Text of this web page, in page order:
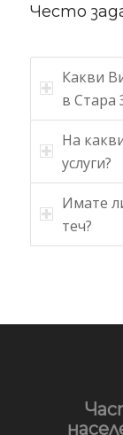
Често
Какви
в Стара
На
услуги?
Имате
теч?